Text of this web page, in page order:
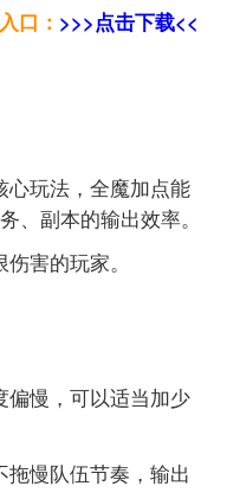
口： >>>点击下载<<
心玩法，全魔加点能
、副本的输出效率。
害的玩家。
偏慢，可以适当加少
慢队伍节奏，输出